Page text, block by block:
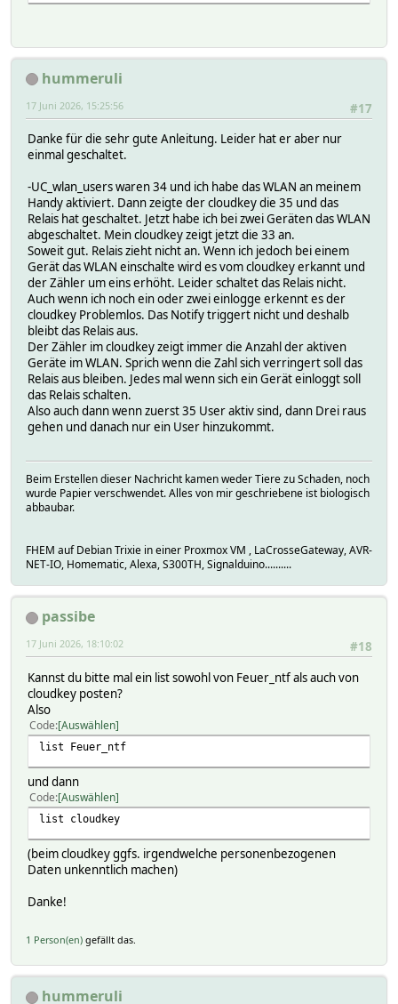
hummeruli
#17
17 Juni 2026, 15:25:56
Danke für die sehr gute Anleitung. Leider hat er aber nur
einmal geschaltet.
-UC_wlan_users waren 34 und ich habe das WLAN an meinem
Handy aktiviert. Dann zeigte der cloudkey die 35 und das
Relais hat geschaltet. Jetzt habe ich bei zwei Geräten das WLAN
abgeschaltet. Mein cloudkey zeigt jetzt die 33 an.
Soweit gut. Relais zieht nicht an. Wenn ich jedoch bei einem
Gerät das WLAN einschalte wird es vom cloudkey erkannt und
der Zähler um eins erhöht. Leider schaltet das Relais nicht.
Auch wenn ich noch ein oder zwei einlogge erkennt es der
cloudkey Problemlos. Das Notify triggert nicht und deshalb
bleibt das Relais aus.
Der Zähler im cloudkey zeigt immer die Anzahl der aktiven
Geräte im WLAN. Sprich wenn die Zahl sich verringert soll das
Relais aus bleiben. Jedes mal wenn sich ein Gerät einloggt soll
das Relais schalten.
Also auch dann wenn zuerst 35 User aktiv sind, dann Drei raus
gehen und danach nur ein User hinzukommt.
Beim Erstellen dieser Nachricht kamen weder Tiere zu Schaden, noch
wurde Papier verschwendet. Alles von mir geschriebene ist biologisch
abbaubar.
FHEM auf Debian Trixie in einer Proxmox VM , LaCrosseGateway, AVR-
NET-IO, Homematic, Alexa, S300TH, Signalduino..........
passibe
#18
17 Juni 2026, 18:10:02
Kannst du bitte mal ein list sowohl von Feuer_ntf als auch von
cloudkey posten?
Also
Code Auswählen
list Feuer_ntf
und dann
Code Auswählen
list cloudkey
(beim cloudkey ggfs. irgendwelche personenbezogenen
Daten unkenntlich machen)
Danke!
1 Person(en) gefällt das.
hummeruli